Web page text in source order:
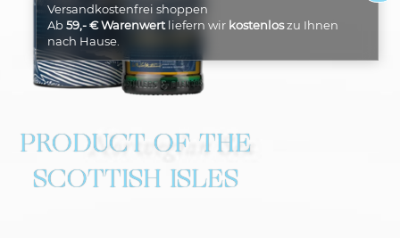
Versandkostenfrei shoppen
Ab59,- € Warenwertliefern wir kostenloszu Ihnen
nach Hause.
PRODUCT OF THE
SCOTTISH ISLES